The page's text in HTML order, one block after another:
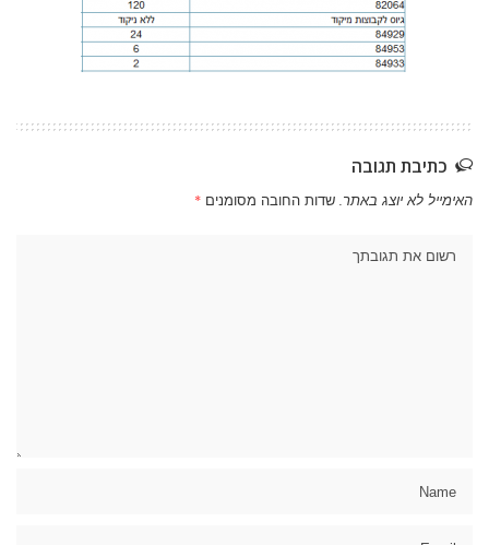
כתיבת תגובה
האימייל לא יוצג באתר. שדות החובה מסומנים *